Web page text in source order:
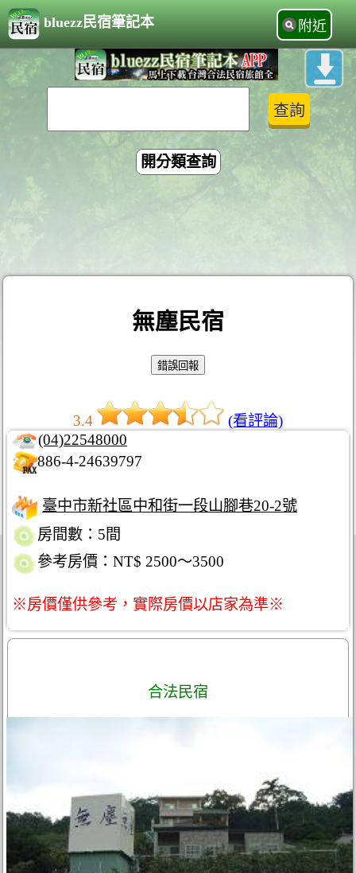
bluezz民宿筆記本 附近
開分類查詢
無塵民宿
3.4
(看評論)
(04)22548000
886-4-24639797
臺中市新社區中和街一段山腳巷20-2號
房間數：5間
參考房價：NT$ 2500～3500
※房價僅供參考，實際房價以店家為準※
合法民宿